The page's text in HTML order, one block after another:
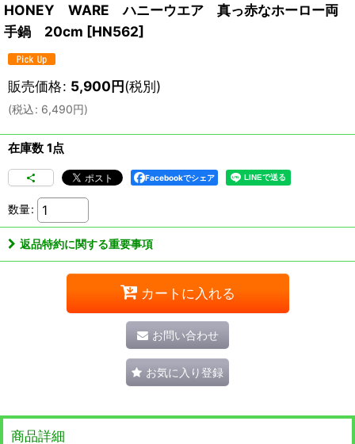
HONEY WARE ハニーウエア 真っ赤なホーロー両
手鍋 20cm [HN562]
販売価格: 5,900円(税別)
(税込: 6,490円)
在庫数 1点
Facebookでシェア
数量:
返品特約に関する重要事項
カートに入れる
お問い合わせ
お気に入り登録
商品詳細